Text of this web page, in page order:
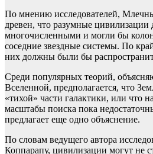
По мнению исследователей,
древен, что разумные
многочисленными и могли бы
соседние звездные системы. По
них должны были бы
Среди популярных теорий,
Вселенной, предполагается, что
«тихой» части галактики, или что
масштабы поиска пока
предлагает еще одно объяснение.
По словам ведущего автора
Коппарапу, цивилизации могут не